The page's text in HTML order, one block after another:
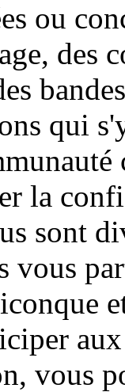
ou
des
qui
la
sont
vous
vous